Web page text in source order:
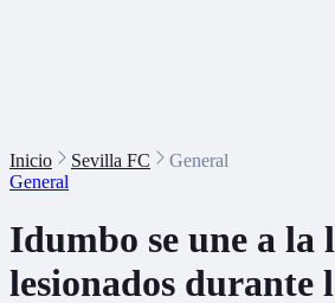
Inicio Sevilla FC
General
General
Idumbo se une a la
lesionados durante